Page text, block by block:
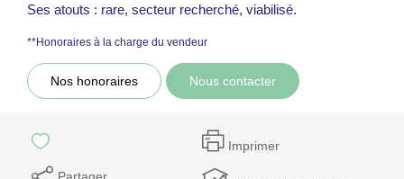
Ses atouts : rare, secteur recherché, viabilisé.
**Honoraires à la charge du vendeur
Nos honoraires Nous contacter
Imprimer
Partager